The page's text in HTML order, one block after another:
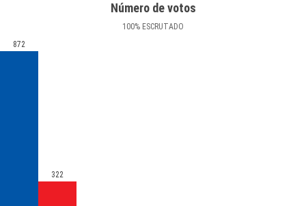
Número de votos
100% ESCRUTADO
872
322